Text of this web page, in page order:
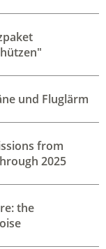
und Fluglärm
from
2025
the